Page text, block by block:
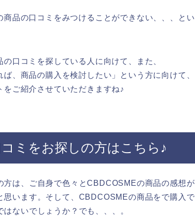
品の口コミをみつけることができない、、、とい
口コミを探している人に向けて、また、
、商品の購入を検討したい」という方に向けて、
ご紹介させていただきますね♪
ミをお探しの方はこちら♪
方は、ご自身で色々とCBDCOSMEの商品の感想が
思います。そして、CBDCOSMEの商品をで購入で
ないでしょうか？でも、、、。